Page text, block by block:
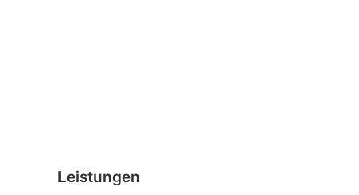
Leistungen